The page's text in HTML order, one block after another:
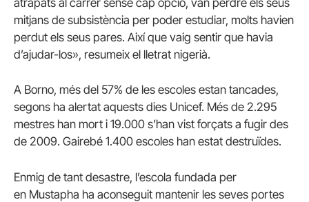
atrapats al carrer sense cap opció, van perdre els seus
mitjans de subsistència per poder estudiar, molts havien
perdut els seus pares. Així que vaig sentir que havia
d’ajudar-los», resumeix el lletrat nigerià.
A Borno, més del 57% de les escoles estan tancades,
segons ha alertat aquests dies Unicef. Més de 2.295
mestres han mort i 19.000 s’han vist forçats a fugir des
de 2009. Gairebé 1.400 escoles han estat destruïdes.
Enmig de tant desastre, l’escola fundada per
en Mustapha ha aconseguit mantenir les seves portes